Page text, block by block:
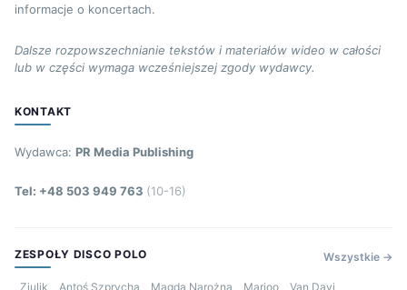
informacje o koncertach.
Dalsze rozpowszechnianie tekstów i materiałów wideo w całości
lub w części wymaga wcześniejszej zgody wydawcy.
KONTAKT
Wydawca: PR Media Publishing
Tel: +48 503 949 763 (10-16)
ZESPOŁY DISCO POLO Wszystkie →
Ziulik Antoś Szprycha Magda Narożna Marioo Van Davi